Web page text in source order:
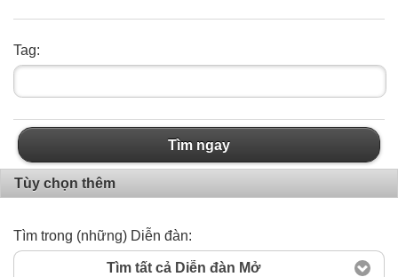
Tag:
Tìm ngay
Tùy chọn thêm
Tìm trong (những) Diễn đàn:
Tìm tất cả Diễn đàn Mở